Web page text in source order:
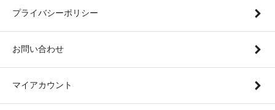
プライバシーポリシー
お問い合わせ
マイアカウント